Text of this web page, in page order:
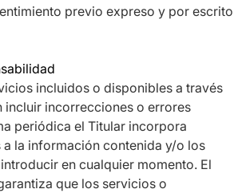
previo expreso y por escrito
incluidos o disponibles a través
incluir incorrecciones o errores
periódica el Titular incorpora
la información contenida y/o los
en cualquier momento. El
que los servicios o